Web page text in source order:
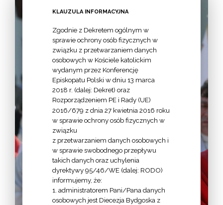
KLAUZULA INFORMACYJNA
Zgodnie z Dekretem ogólnym w
sprawie ochrony osób fizycznych w
związku z przetwarzaniem danych
osobowych w Kościele katolickim
wydanym przez Konferencję
Episkopatu Polski w dniu 13 marca
2018 r. (dalej: Dekret) oraz
Rozporządzeniem PE i Rady (UE)
2016/679 z dnia 27 kwietnia 2016 roku
w sprawie ochrony osób fizycznych w
związku
z przetwarzaniem danych osobowych i
w sprawie swobodnego przepływu
takich danych oraz uchylenia
dyrektywy 95/46/WE (dalej: RODO)
informujemy, że:
1. administratorem Pani/Pana danych
osobowych jest Diecezja Bydgoska z